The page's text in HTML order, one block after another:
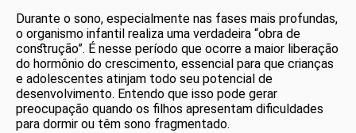
Durante o sono, especialmente nas fases mais profundas,
o organismo infantil realiza uma verdadeira “obra de
construção”. É nesse período que ocorre a maior liberação
do hormônio do crescimento, essencial para que crianças
e adolescentes atinjam todo seu potencial de
desenvolvimento. Entendo que isso pode gerar
preocupação quando os filhos apresentam dificuldades
para dormir ou têm sono fragmentado.